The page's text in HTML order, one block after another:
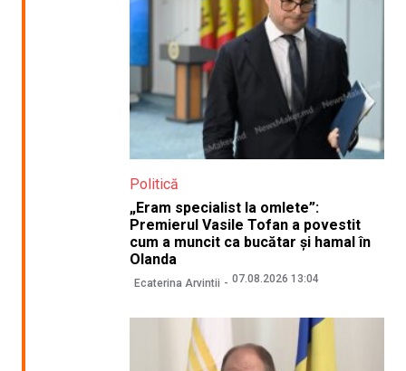
Politică
„Eram specialist la omlete”:
Premierul Vasile Tofan a povestit
cum a muncit ca bucătar și hamal în
Olanda
Ecaterina Arvintii 07.08.2026 13:04